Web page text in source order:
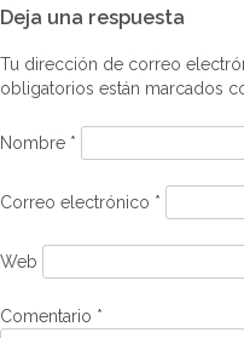
Deja una respuesta
Tu dirección de correo
obligatorios están marcados
Nombre *
Correo electrónico *
Web
Comentario *